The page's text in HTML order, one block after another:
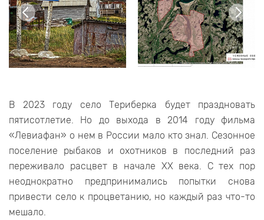
В 2023 году село Териберка будет праздновать
пятисотлетие. Но до выхода в 2014 году фильма
«Левиафан» о нем в России мало кто знал. Сезонное
поселение рыбаков и охотников в последний раз
переживало расцвет в начале XX века. С тех пор
неоднократно предпринимались попытки снова
привести село к процветанию, но каждый раз что-то
мешало.